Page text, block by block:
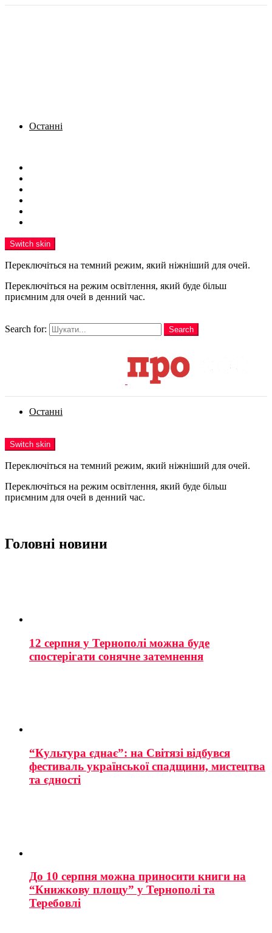
Останні
Switch skin
Переключіться на темний режим, який ніжніший для очей.
Переключіться на режим освітлення, який буде більш
приємним для очей в денний час.
Search for:
Search
Останні
Switch skin
Переключіться на темний режим, який ніжніший для очей.
Переключіться на режим освітлення, який буде більш
приємним для очей в денний час.
Головні новини
12 серпня у Тернополі можна буде
спостерігати сонячне затемнення
“Культура єднає”: на Світязі відбувся
фестиваль української спадщини, мистецтва
та єдності
До 10 серпня можна приносити книги на
“Книжкову площу” у Тернополі та
Теребовлі